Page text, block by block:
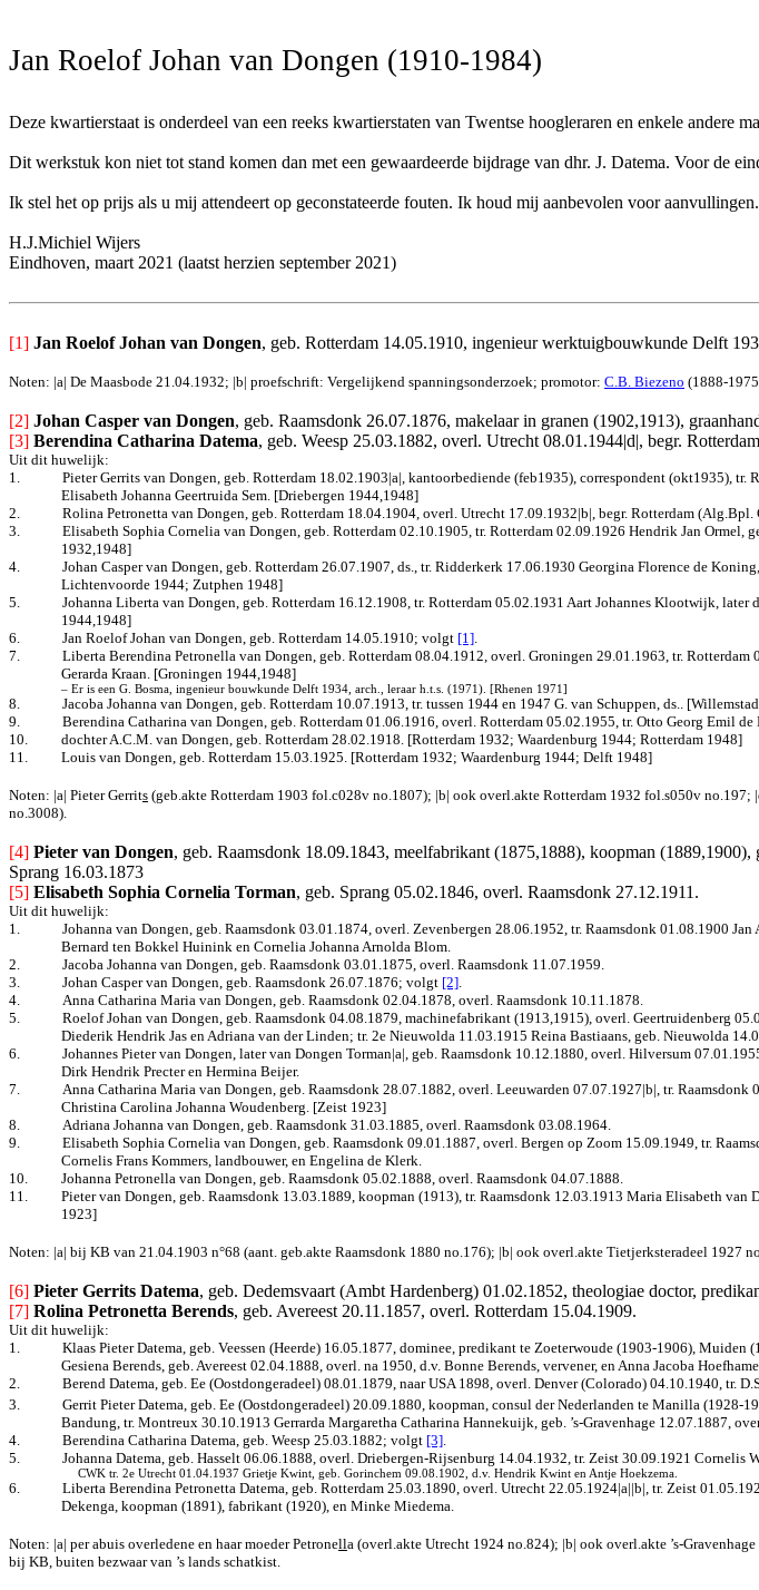
Jan Roelof Johan van Dongen (1910-1984)
Deze kwartierstaat is onderdeel van een reeks kwartierstaten van Twentse hoogleraren en enkele andere
Dit werkstuk kon niet tot stand komen dan met een gewaardeerde bijdrage van dhr. J. Datema. Voor de
Ik stel het op prijs als u mij attendeert op geconstateerde fouten. Ik houd mij aanbevolen voor
H.J.Michiel Wijers
Eindhoven, maart 2021 (laatst herzien september 2021)
[1] Jan Roelof Johan van Dongen, geb. Rotterdam 14.05.1910, ingenieur werktuigbouwkunde Delft
Noten: |a| De Maasbode 21.04.1932; |b| proefschrift: Vergelijkend spanningsonderzoek; promotor: C.B. Biezeno (1888-
[2] Johan Casper van Dongen, geb. Raamsdonk 26.07.1876, makelaar in granen (1902,1913),
[3] Berendina Catharina Datema, geb. Weesp 25.03.1882, overl. Utrecht 08.01.1944|d|, begr.
Uit dit huwelijk:
1.
Pieter Gerrits van Dongen, geb. Rotterdam 18.02.1903|a|, kantoorbediende (feb1935), correspondent (okt1935),
Elisabeth Johanna Geertruida Sem. [Driebergen 1944,1948]
2.
Rolina Petronetta van Dongen, geb. Rotterdam 18.04.1904, overl. Utrecht 17.09.1932|b|, begr. Rotterdam
3.
Elisabeth Sophia Cornelia van Dongen, geb. Rotterdam 02.10.1905, tr. Rotterdam 02.09.1926 Hendrik Jan
1932,1948]
4.
Johan Casper van Dongen, geb. Rotterdam 26.07.1907, ds., tr. Ridderkerk 17.06.1930 Georgina Florence de
Lichtenvoorde 1944; Zutphen 1948]
5.
Johanna Liberta van Dongen, geb. Rotterdam 16.12.1908, tr. Rotterdam 05.02.1931 Aart Johannes Klootwijk,
1944,1948]
6.
Jan Roelof Johan van Dongen, geb. Rotterdam 14.05.1910; volgt [1].
7.
Liberta Berendina Petronella van Dongen, geb. Rotterdam 08.04.1912, overl. Groningen 29.01.1963, tr.
Gerarda Kraan. [Groningen 1944,1948]
– Er is een G. Bosma, ingenieur bouwkunde Delft 1934, arch., leraar h.t.s. (1971). [Rhenen 1971]
8.
Jacoba Johanna van Dongen, geb. Rotterdam 10.07.1913, tr. tussen 1944 en 1947 G. van Schuppen, ds..
9.
Berendina Catharina van Dongen, geb. Rotterdam 01.06.1916, overl. Rotterdam 05.02.1955, tr. Otto Georg Emil
10.
dochter A.C.M. van Dongen, geb. Rotterdam 28.02.1918. [Rotterdam 1932; Waardenburg 1944; Rotterdam 1948]
11.
Louis van Dongen, geb. Rotterdam 15.03.1925. [Rotterdam 1932; Waardenburg 1944; Delft 1948]
Noten: |a| Pieter Gerrits (geb.akte Rotterdam 1903 fol.c028v no.1807); |b| ook overl.akte Rotterdam 1932 fol.s050v
no.3008).
[4] Pieter van Dongen, geb. Raamsdonk 18.09.1843, meelfabrikant (1875,1888), koopman
Sprang 16.03.1873
[5] Elisabeth Sophia Cornelia Torman, geb. Sprang 05.02.1846, overl. Raamsdonk 27.12.1911.
Uit dit huwelijk:
1.
Johanna van Dongen, geb. Raamsdonk 03.01.1874, overl. Zevenbergen 28.06.1952, tr. Raamsdonk 01.08.1900
Bernard ten Bokkel Huinink en Cornelia Johanna Arnolda Blom.
2.
Jacoba Johanna van Dongen, geb. Raamsdonk 03.01.1875, overl. Raamsdonk 11.07.1959.
3.
Johan Casper van Dongen, geb. Raamsdonk 26.07.1876; volgt [2].
4.
Anna Catharina Maria van Dongen, geb. Raamsdonk 02.04.1878, overl. Raamsdonk 10.11.1878.
5.
Roelof Johan van Dongen, geb. Raamsdonk 04.08.1879, machinefabrikant (1913,1915), overl. Geertruidenberg
Diederik Hendrik Jas en Adriana van der Linden; tr. 2e Nieuwolda 11.03.1915 Reina Bastiaans, geb. Nieuwolda
6.
Johannes Pieter van Dongen, later van Dongen Torman|a|, geb. Raamsdonk 10.12.1880, overl. Hilversum
Dirk Hendrik Precter en Hermina Beijer.
7.
Anna Catharina Maria van Dongen, geb. Raamsdonk 28.07.1882, overl. Leeuwarden 07.07.1927|b|, tr.
Christina Carolina Johanna Woudenberg. [Zeist 1923]
8.
Adriana Johanna van Dongen, geb. Raamsdonk 31.03.1885, overl. Raamsdonk 03.08.1964.
9.
Elisabeth Sophia Cornelia van Dongen, geb. Raamsdonk 09.01.1887, overl. Bergen op Zoom 15.09.1949, tr.
Cornelis Frans Kommers, landbouwer, en Engelina de Klerk.
10.
Johanna Petronella van Dongen, geb. Raamsdonk 05.02.1888, overl. Raamsdonk 04.07.1888.
11.
Pieter van Dongen, geb. Raamsdonk 13.03.1889, koopman (1913), tr. Raamsdonk 12.03.1913 Maria Elisabeth
1923]
Noten: |a| bij KB van 21.04.1903 n°68 (aant. geb.akte Raamsdonk 1880 no.176); |b| ook overl.akte Tietjerksteradeel 1927
[6] Pieter Gerrits Datema, geb. Dedemsvaart (Ambt Hardenberg) 01.02.1852, theologiae doctor,
[7] Rolina Petronetta Berends, geb. Avereest 20.11.1857, overl. Rotterdam 15.04.1909.
Uit dit huwelijk:
1.
Klaas Pieter Datema, geb. Veessen (Heerde) 16.05.1877, dominee, predikant te Zoeterwoude (1903-1906),
Gesiena Berends, geb. Avereest 02.04.1888, overl. na 1950, d.v. Bonne Berends, vervener, en Anna Jacoba
2.
Berend Datema, geb. Ee (Oostdongeradeel) 08.01.1879, naar USA 1898, overl. Denver (Colorado) 04.10.1940, tr.
3.
Gerrit Pieter Datema, geb. Ee (Oostdongeradeel) 20.09.1880, koopman, consul der Nederlanden te Manilla (1928-
Bandung, tr. Montreux 30.10.1913 Gerrarda Margaretha Catharina Hannekuijk, geb. ’s-Gravenhage 12.07.1887,
4.
Berendina Catharina Datema, geb. Weesp 25.03.1882; volgt [3].
5.
Johanna Datema, geb. Hasselt 06.06.1888, overl. Driebergen-Rijsenburg 14.04.1932, tr. Zeist 30.09.1921
CWK tr. 2e Utrecht 01.04.1937 Grietje Kwint, geb. Gorinchem 09.08.1902, d.v. Hendrik Kwint en Antje Hoekzema.
6.
Liberta Berendina Petronetta Datema, geb. Rotterdam 25.03.1890, overl. Utrecht 22.05.1924|a||b|, tr. Zeist
Dekenga, koopman (1891), fabrikant (1920), en Minke Miedema.
Noten: |a| per abuis overledene en haar moeder Petronella (overl.akte Utrecht 1924 no.824); |b| ook overl.akte ’s-
bij KB, buiten bezwaar van ’s lands schatkist.